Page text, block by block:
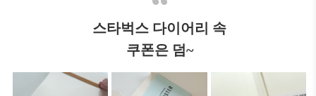
스타벅스 다이어리 속
쿠폰은 덤~